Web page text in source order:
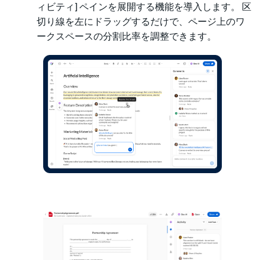
ィビティ] ペインを展開する機能を導入します。 区
切り線を左にドラッグするだけで、ページ上のワ
ークスペースの分割比率を調整できます。